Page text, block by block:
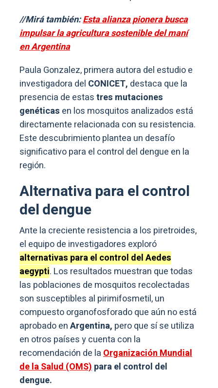
//Mirá también:Esta alianza pionera busca
impulsar la agricultura sostenible del maní
en Argentina
Paula Gonzalez, primera autora del estudio e
investigadora del CONICET, destaca que la
presencia de estastres mutaciones
genéticas en los mosquitos analizados está
directamente relacionada con su resistencia.
Este descubrimiento plantea un desafío
significativo para el control del dengue en la
región.
Alternativa para el control
del dengue
Ante la creciente resistencia a los piretroides,
el equipo de investigadores exploró
alternativas para el control del Aedes
aegypti. Los resultados muestran que todas
las poblaciones de mosquitos recolectadas
son susceptibles al pirimifosmetil, un
compuesto organofosforado que aún no está
aprobado enArgentina, pero que sí se utiliza
en otros países y cuenta con la
recomendación de laOrganización Mundial
de la Salud (OMS)para el control del
dengue.